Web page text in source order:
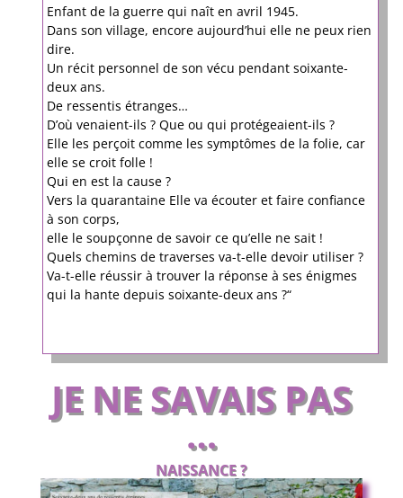
Enfant de la guerre qui naît en avril 1945.
Dans son village, encore aujourd’hui elle ne peux rien
dire.
Un récit personnel de son vécu pendant soixante-
deux ans.
De ressentis étranges…
D’où venaient-ils ? Que ou qui protégeaient-ils ?
Elle les perçoit comme les symptômes de la folie, car
elle se croit folle !
Qui en est la cause ?
Vers la quarantaine Elle va écouter et faire confiance
à son corps,
elle le soupçonne de savoir ce qu’elle ne sait !
Quels chemins de traverses va-t-elle devoir utiliser ?
Va-t-elle réussir à trouver la réponse à ses énigmes
qui la hante depuis soixante-deux ans ?“
JE NE SAVAIS PAS
…
NAISSANCE ?
RECONNAISSANCE ?